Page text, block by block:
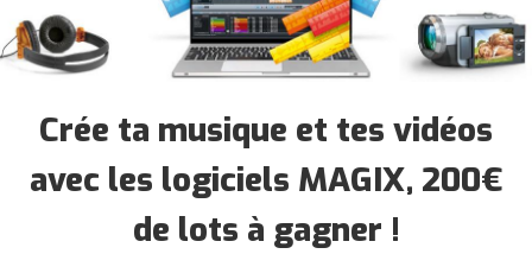
Crée ta musique et tes vidéos
avec les logiciels MAGIX, 200€
de lots à gagner !